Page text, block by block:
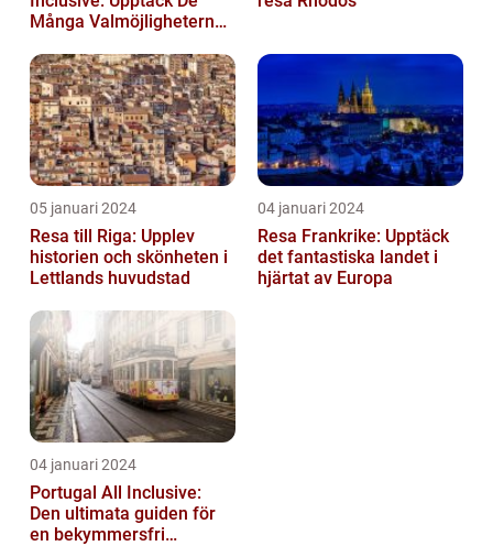
Många Valmöjligheterna
Semester...
05 januari 2024
Resa till Riga: Upplev
historien och skönheten i
Lettlands huvudstad
04 januari 2024
Resa Frankrike: Upptäck
det fantastiska landet i
hjärtat av Europa
04 januari 2024
Portugal All Inclusive:
Den ultimata guiden för
en bekymmersfri